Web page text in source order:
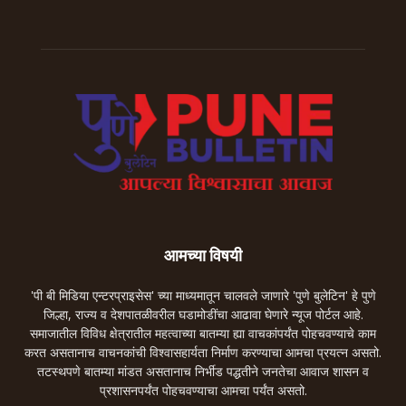
आमच्या विषयी
'पी बी मिडिया एन्टरप्राइसेस' च्या माध्यमातून चालवले जाणारे 'पुणे बुलेटिन' हे पुणे
जिल्हा, राज्य व देशपातळीवरील घडामोडींचा आढावा घेणारे न्यूज पोर्टल आहे.
समाजातील विविध क्षेत्रातील महत्वाच्या बातम्या ह्या वाचकांपर्यंत पोहचवण्याचे काम
करत असतानाच वाचनकांची विश्वासहार्यता निर्माण करण्याचा आमचा प्रयत्न असतो.
तटस्थपणे बातम्या मांडत असतानाच निर्भीड पद्धतीने जनतेचा आवाज शासन व
प्रशासनपर्यंत पोहचवण्याचा आमचा पर्यंत असतो.